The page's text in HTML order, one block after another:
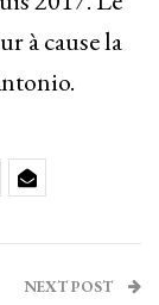
à cause la
NEXT POST